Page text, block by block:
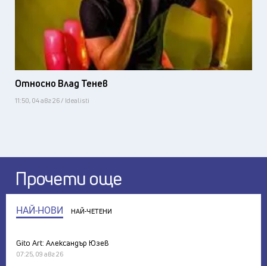
Относно Влад Тенев
11:50, 04 авг 26 / Idealisti
Прочети още
НАЙ-НОВИ НАЙ-ЧЕТЕНИ
Gito Art: Александър Юзев
07:25, 09 авг 26